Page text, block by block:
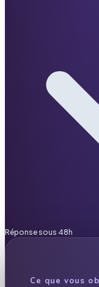
Réponse sous 48h
Ce que vous